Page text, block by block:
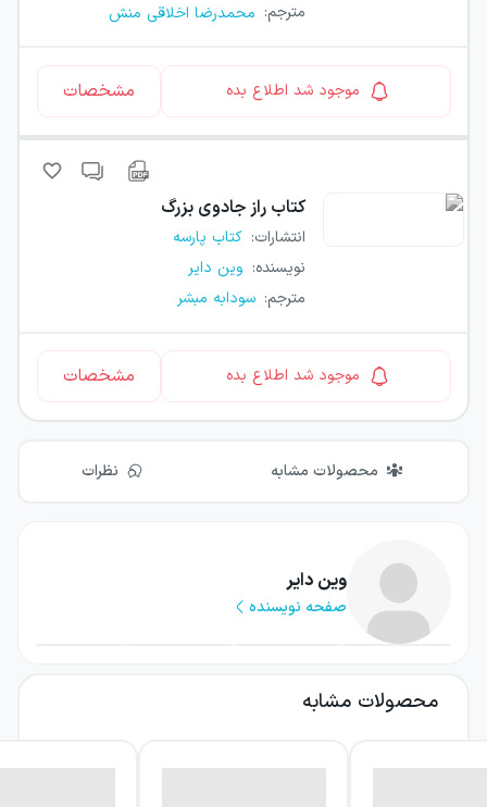
مترجم: محمدرضا اخلاقی منش
موجود شد اطلاع بده مشخصات
کتاب راز جادوی بزرگ
انتشارات: کتاب پارسه
نویسنده: وین دایر
مترجم: سودابه مبشر
موجود شد اطلاع بده مشخصات
محصولات مشابه نظرات
وین دایر
صفحه نویسنده
محصولات مشابه